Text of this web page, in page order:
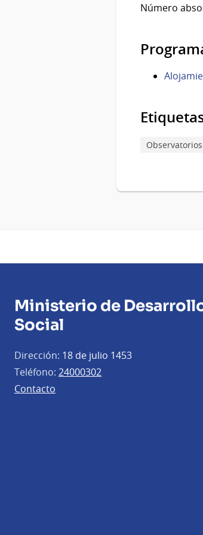
Número
Observatorios
Ministerio de
Social
Dirección: 18 de julio 1453
Teléfono: 24000302
Contacto